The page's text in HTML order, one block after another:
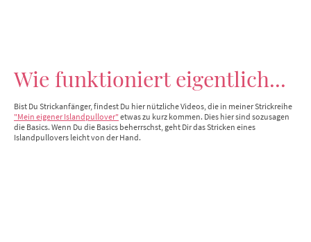
Wie funktioniert eigentlich...
Bist Du Strickanfänger, findest Du hier nützliche Videos, die in meiner Strickreihe
"Mein eigener Islandpullover" etwas zu kurz kommen. Dies hier sind sozusagen
die Basics. Wenn Du die Basics beherrschst, geht Dir das Stricken eines
Islandpullovers leicht von der Hand.